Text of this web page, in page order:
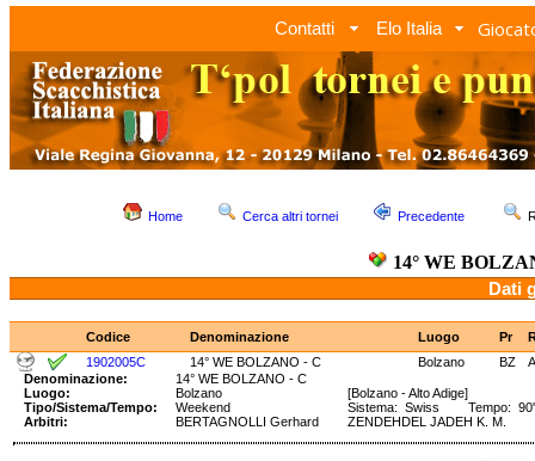
Contatti Elo Italia
Home Cerca altri tornei Precedente
14° WE
Dati
Codice Denominazione Luogo Pr
1902005C
14° WE BOLZANO - C Bolzano BZ
Denominazione:
14° WE BOLZANO - C
Luogo:
Bolzano
[Bolzano - Alto Adige]
Tipo/Sistema/Tempo:
Weekend
Sistema: Swiss Tempo: 90'
Arbitri:
BERTAGNOLLI Gerhard ZENDEHDEL JADEH K. M.